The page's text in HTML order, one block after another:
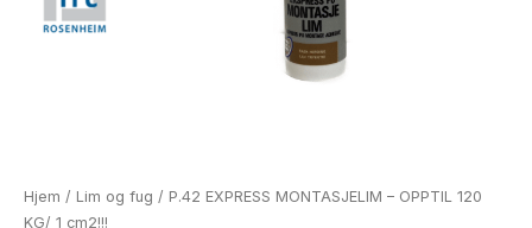
Hjem / Lim og fug / P.42 EXPRESS MONTASJELIM – OPPTIL 120
KG/ 1 cm2!!!